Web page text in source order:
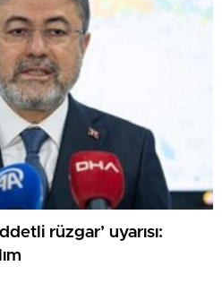
rüzgar’ uyarısı: